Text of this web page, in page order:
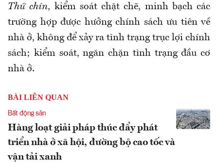
Thứ chín, kiểm soát chặt chẽ, minh bạch các
trường hợp được hưởng chính sách ưu tiên về
nhà ở, không để xảy ra tình trạng trục lợi chính
sách; kiểm soát, ngăn chặn tình trạng đầu cơ
nhà ở.
BÀI LIÊN QUAN
Bất động sản
Hàng loạt giải pháp thúc đẩy phát
triển nhà ở xã hội, đường bộ cao tốc và
vận tải xanh